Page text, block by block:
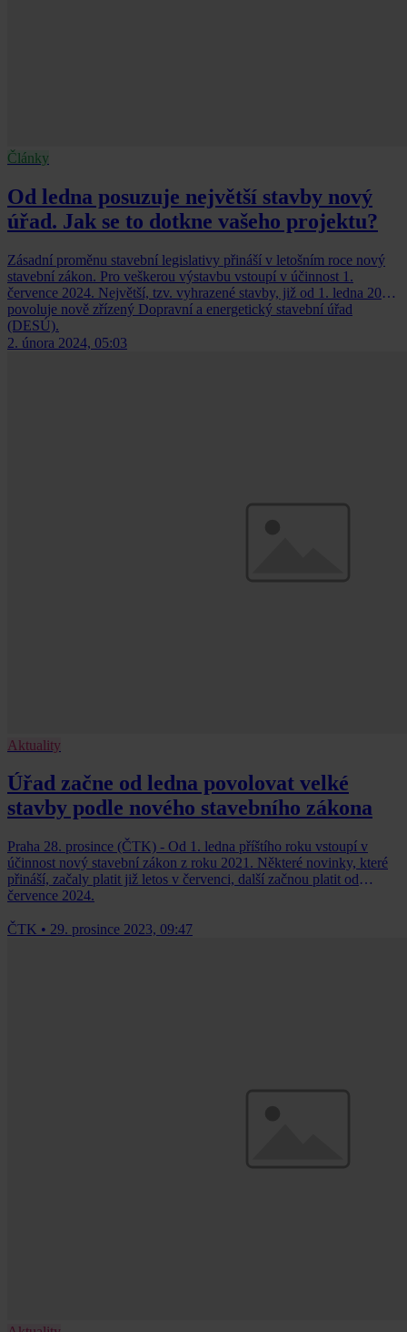
Články
Od ledna posuzuje největší stavby nový
úřad. Jak se to dotkne vašeho projektu?
Zásadní proměnu stavební legislativy přináší v letošním roce nový
stavební zákon. Pro veškerou výstavbu vstoupí v účinnost 1.
července 2024. Největší, tzv. vyhrazené stavby, již od 1. ledna 2024
povoluje nově zřízený Dopravní a energetický stavební úřad
(DESÚ).
2. února 2024, 05:03
Aktuality
Úřad začne od ledna povolovat velké
stavby podle nového stavebního zákona
Praha 28. prosince (ČTK) - Od 1. ledna příštího roku vstoupí v
účinnost nový stavební zákon z roku 2021. Některé novinky, které
přináší, začaly platit již letos v červenci, další začnou platit od
července 2024.
ČTK • 29. prosince 2023, 09:47